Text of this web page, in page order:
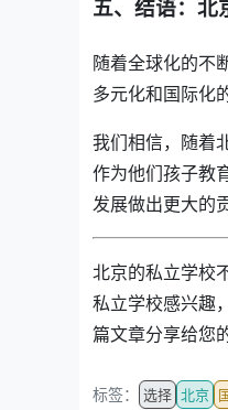
五、结语：北
随着全球化的不
多元化和国际化
我们相信，随着
作为他们孩子教
发展做出更大的
北京的私立学校
私立学校感兴趣
篇文章分享给您
标签： 选择 北京